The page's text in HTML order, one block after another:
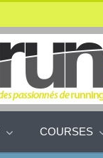
COURSES